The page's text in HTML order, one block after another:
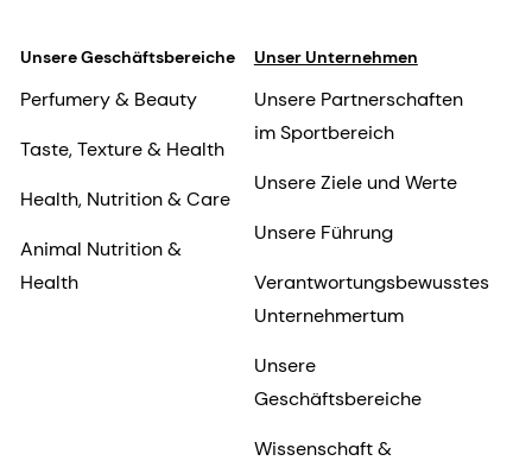
Unsere Geschäftsbereiche
Perfumery & Beauty
Taste, Texture & Health
Health, Nutrition & Care
Animal Nutrition &
Health
Unser Unternehmen
Unsere Partnerschaften
im Sportbereich
Unsere Ziele und Werte
Unsere Führung
Verantwortungsbewusstes
Unternehmertum
Unsere
Geschäftsbereiche
Wissenschaft &